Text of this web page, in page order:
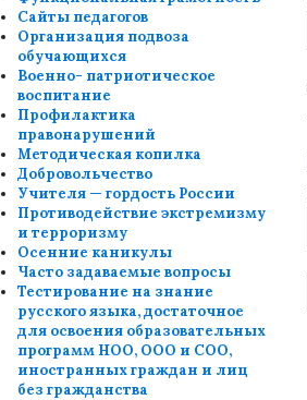
Сайты педагогов
Организация подвоза
обучающихся
Военно- патриотическое
воспитание
Профилактика
правонарушений
Методическая копилка
Добровольчество
Учителя — гордость России
Противодействие экстремизму
и терроризму
Осенние каникулы
Часто задаваемые вопросы
Тестирование на знание
русского языка, достаточное
для освоения образовательных
программ НОО, ООО и СОО,
иностранных граждан и лиц
без гражданства